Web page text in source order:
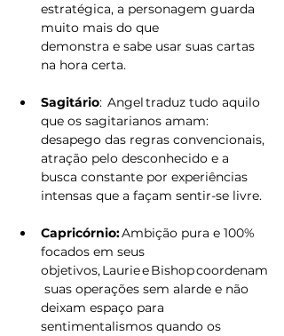
estratégica, a personagem guarda
muito mais do que
demonstra e sabe usar suas cartas
na hora certa.
Sagitário:  Angel traduz tudo aquilo
que os sagitarianos amam:
desapego das regras convencionais,
atração pelo desconhecido e a
busca constante por experiências
intensas que a façam sentir-se livre.
Capricórnio: Ambição pura e 100%
focados em seus
objetivos, Laurie e Bishop coordenam
suas operações sem alarde e não
deixam espaço para
sentimentalismos quando os